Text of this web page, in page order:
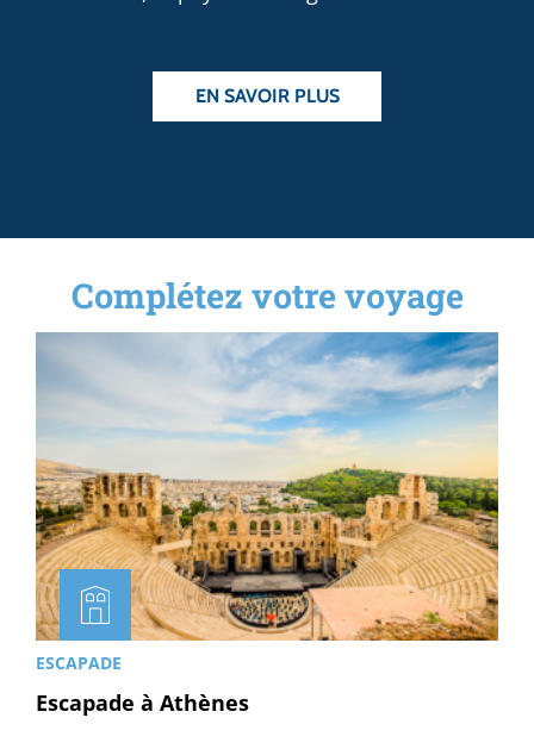
EN SAVOIR PLUS
Complétez votre voyage
ESCAPADE
Escapade à Athènes